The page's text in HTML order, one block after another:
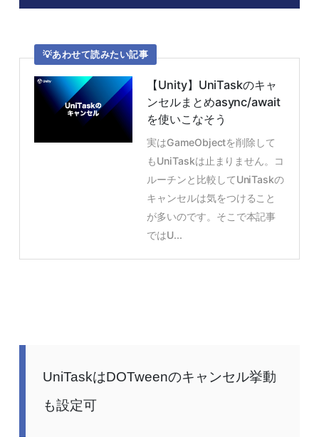
あわせて読みたい記事
【Unity】UniTaskのキャ
ンセルまとめasync/await
を使いこなそう
実はGameObjectを削除して
もUniTaskは止まりません。コ
ルーチンと比較してUniTaskの
キャンセルは気をつけること
が多いのです。そこで本記事
ではU...
UniTaskはDOTweenのキャンセル挙動
も設定可